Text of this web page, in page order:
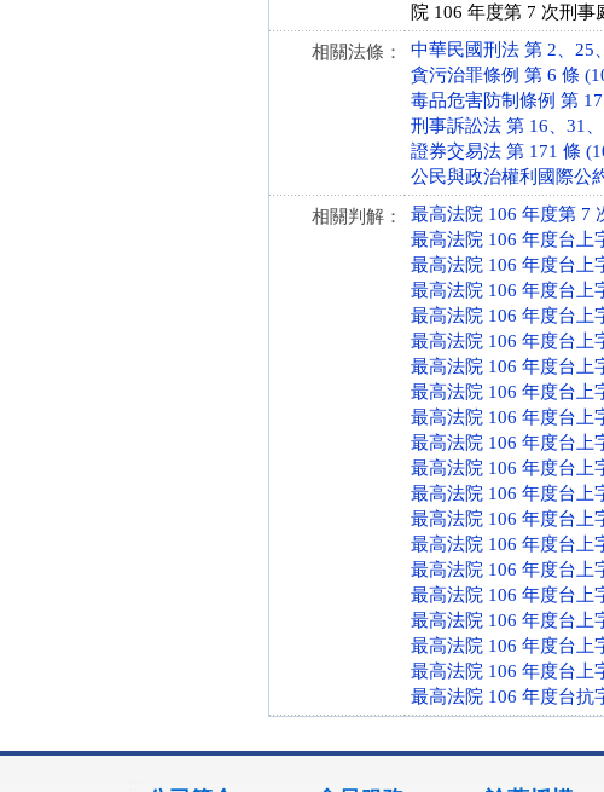
院 106 年度第 7 次刑事
相關法條：
中華民國刑法 第 2、25
貪污治罪條例 第 6 條
毒品危害防制條例 第
刑事訴訟法 第 16、31
證券交易法 第 171 條
公民與政治權利國際公
相關判解：
最高法院 106 年度第 7
最高法院 106 年度台上
最高法院 106 年度台上
最高法院 106 年度台上
最高法院 106 年度台上
最高法院 106 年度台上
最高法院 106 年度台上
最高法院 106 年度台上
最高法院 106 年度台上
最高法院 106 年度台上
最高法院 106 年度台上
最高法院 106 年度台上
最高法院 106 年度台上
最高法院 106 年度台上
最高法院 106 年度台上
最高法院 106 年度台上
最高法院 106 年度台上
最高法院 106 年度台上
最高法院 106 年度台上
最高法院 106 年度台抗